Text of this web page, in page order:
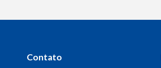
Contato